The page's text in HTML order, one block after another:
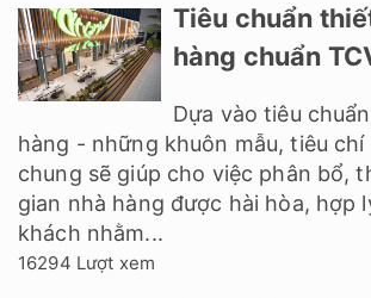
Tiêu chuẩn
hàng chuẩn
Dựa vào tiêu
hàng - những khuôn mẫu, tiêu chí
chung sẽ giúp cho việc phân bổ,
gian nhà hàng được hài hòa, hợp
khách nhằm...
16294 Lượt xem